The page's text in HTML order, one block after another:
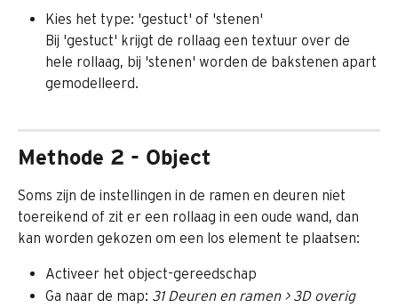
Kies het type: 'gestuct' of 'stenen'
Bij 'gestuct' krijgt de rollaag een textuur over de
hele rollaag, bij 'stenen' worden de bakstenen apart
gemodelleerd.
Methode 2 - Object
Soms zijn de instellingen in de ramen en deuren niet
toereikend of zit er een rollaag in een oude wand, dan
kan worden gekozen om een los element te plaatsen:
Activeer het object-gereedschap
Ga naar de map: 31 Deuren en ramen > 3D overig